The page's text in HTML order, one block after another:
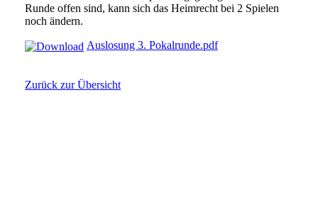
Runde offen sind, kann sich das Heimrecht bei 2 Spielen
noch ändern.
Auslosung 3. Pokalrunde.pdf
Zurück zur Übersicht